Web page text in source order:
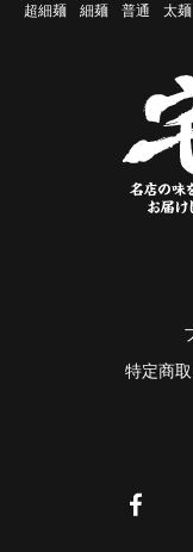
超細麺
細麺 普通 太麺
特定商